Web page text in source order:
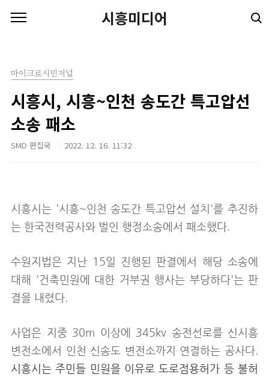
시흥미디어
마이크로시민저널
시흥시, 시흥~인천 송도간 특고압선
소송 패소
SMD 편집국 2022. 12. 16. 11:32
시흥시는 '시흥~인천 송도간 특고압선 설치'를 추진하
는 한국전력공사와 벌인 행정소송에서 패소했다.
수원지법은 지난 15일 진행된 판결에서 해당 소송에
대해 '건축민원에 대한 거부권 행사는 부당하다'는 판
결을 내렸다.
사업은 지중 30m 이상에 345kv 송전선로를 신시흥
변전소에서 인천 신송도 변전소까지 연결하는 공사다.
시흥시는 주민들 민원을 이유로 도로점용허가 등 불허